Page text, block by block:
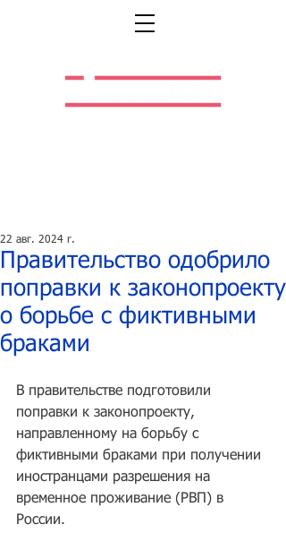
Правительство одобрило
поправки к законопроекту
о борьбе с фиктивными
браками
22 авг. 2024 г.
В правительстве подготовили
поправки к законопроекту,
направленному на борьбу с
фиктивными браками при получении
иностранцами разрешения на
временное проживание (РВП) в
России.